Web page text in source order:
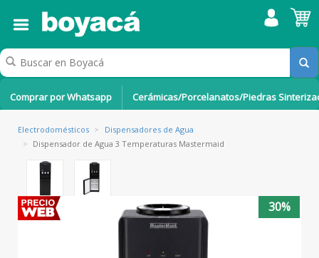
Comprar por Whatsapp Cerámicas/Porcelanatos/Piedras
Electrodomésticos >
Dispensadores de Agua
> Dispensador de Agua 3 Temperaturas Mastermaid
30%